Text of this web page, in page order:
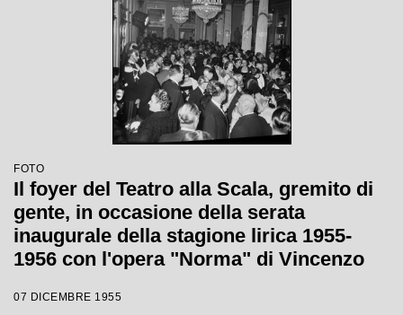
FOTO
Il foyer del Teatro alla Scala, gremito di
gente, in occasione della serata
inaugurale della stagione lirica 1955-
1956 con l'opera "Norma" di Vincenzo
regia di Margherita Wallmann
07 DICEMBRE 1955